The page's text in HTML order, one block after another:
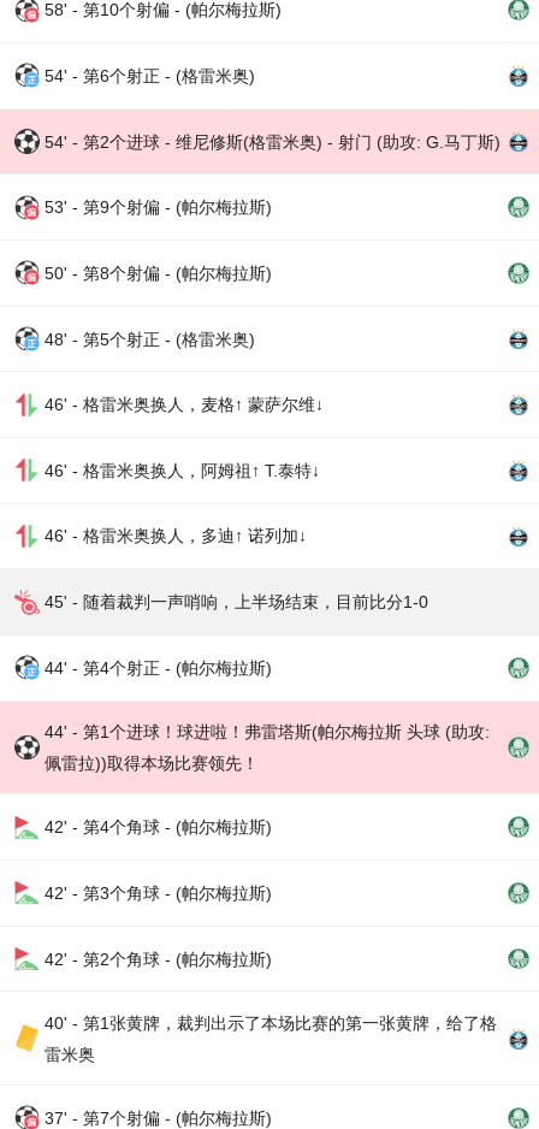
58' - 第10个射偏 - (帕尔梅拉斯)
54' - 第6个射正 - (格雷米奥)
54' - 第2个进球 - 维尼修斯(格雷米奥) - 射门 (助攻: G.马丁斯)
53' - 第9个射偏 - (帕尔梅拉斯)
50' - 第8个射偏 - (帕尔梅拉斯)
48' - 第5个射正 - (格雷米奥)
46' - 格雷米奥换人，麦格↑ 蒙萨尔维↓
46' - 格雷米奥换人，阿姆祖↑ T.泰特↓
46' - 格雷米奥换人，多迪↑ 诺列加↓
45' - 随着裁判一声哨响，上半场结束，目前比分1-0
44' - 第4个射正 - (帕尔梅拉斯)
44' - 第1个进球！球进啦！弗雷塔斯(帕尔梅拉斯 头球 (助攻:
佩雷拉))取得本场比赛领先！
42' - 第4个角球 - (帕尔梅拉斯)
42' - 第3个角球 - (帕尔梅拉斯)
42' - 第2个角球 - (帕尔梅拉斯)
40' - 第1张黄牌，裁判出示了本场比赛的第一张黄牌，给了格
雷米奥
37' - 第7个射偏 - (帕尔梅拉斯)